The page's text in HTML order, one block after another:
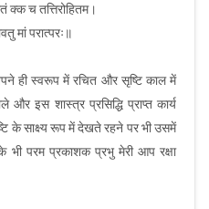
क्क च तत्तिरोहितम।
मां परात्परः॥
ही स्वरूप में रचित और सृष्टि काल में
इस शास्त्र प्रसिद्धि प्राप्त कार्य
के साक्ष्य रूप में देखते रहने पर भी उसमें
भी परम प्रकाशक प्रभु मेरी आप रक्षा